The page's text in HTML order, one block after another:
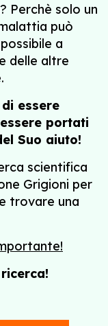
Perchè solo un
può
a
delle altre
essere
portati
Suo aiuto!
scientifica
Grigioni per
trovare una